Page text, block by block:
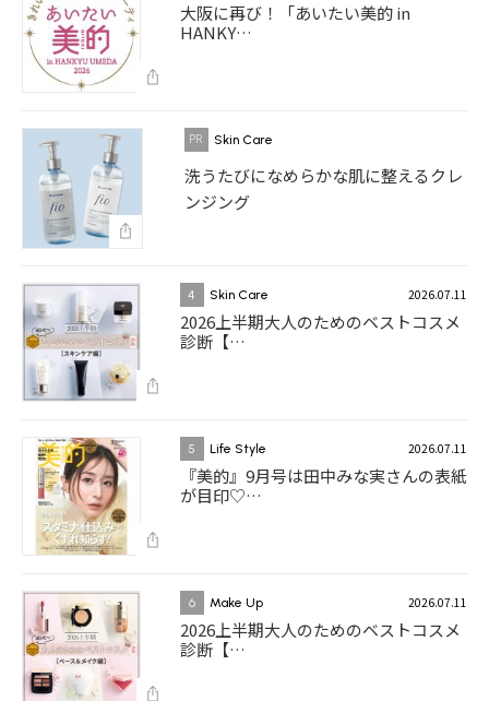
大阪に再び！「あいたい美的 in
HANKY…
Skin Care
洗うたびになめらかな肌に整えるクレ
ンジング
4 Skin Care 2026.07.11
2026上半期大人のためのベストコスメ
診断【…
5 Life Style 2026.07.11
『美的』9月号は田中みな実さんの表紙
が目印♡…
6 Make Up 2026.07.11
2026上半期大人のためのベストコスメ
診断【…